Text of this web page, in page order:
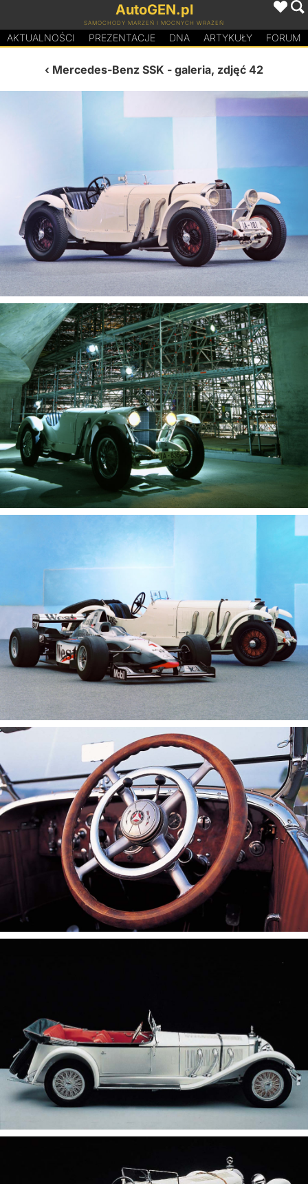
AutoGEN.pl
SAMOCHODY MARZEŃ I MOCNYCH WRAŻEŃ
AKTUALNOŚCI PREZENTACJE DNA ARTYKUŁY FORUM
Mercedes-Benz SSK - galeria, zdjęć 42